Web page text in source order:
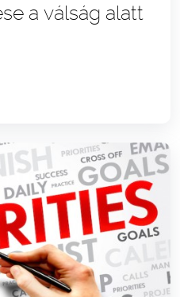
a válság alatt